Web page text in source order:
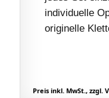
individuelle
originelle
Preis inkl. MwSt., zzgl.